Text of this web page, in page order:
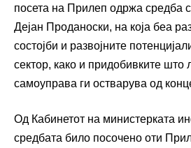
посета на Прилеп одржа средба
Дејан Проданоски, на која беа
состојби и развојните
сектор, како и придобивките што
самоуправа ги остварува од
Од Кабинетот на министерката
средбата било посочено оти